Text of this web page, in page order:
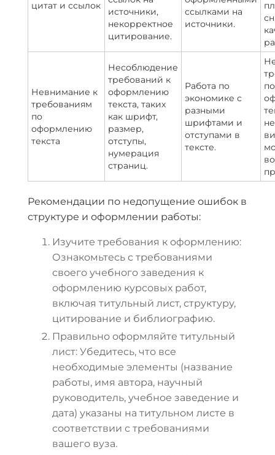
цитат и ссылок
источники,
некорректное
цитирование.
ссылками на
источники.
Невнимание к
требованиям
по
оформлению
текста
Несоблюдение
требований к
оформлению
текста, таких
как шрифт,
размер,
отступы,
нумерация
страниц.
Работа по
экономике с
разными
шрифтами и
отступами в
тексте.
по
Рекомендации по недопущение ошибок в
структуре и оформлении работы:
Изучите требования к оформлению:
Ознакомьтесь с требованиями
своего учебного заведения к
оформлению курсовых работ,
включая титульный лист, структуру,
цитирование и библиографию.
Правильно оформляйте титульный
лист: Убедитесь, что все
необходимые элементы (название
работы, имя автора, научный
руководитель, учебное заведение и
дата) указаны на титульном листе в
соответствии с требованиями
вашего вуза.